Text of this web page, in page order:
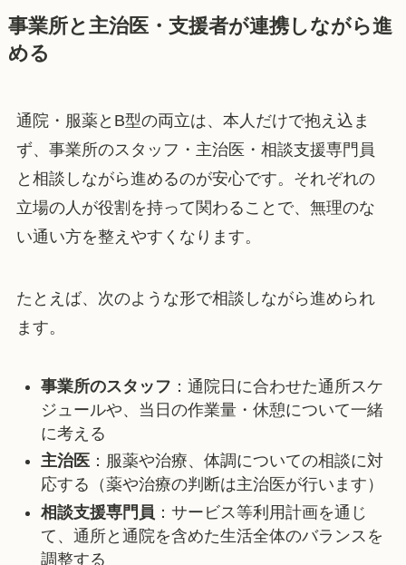
事業所と主治医・支援者が連携しながら進
める
通院・服薬とB型の両立は、本人だけで抱え込ま
ず、事業所のスタッフ・主治医・相談支援専門員
と相談しながら進めるのが安心です。それぞれの
立場の人が役割を持って関わることで、無理のな
い通い方を整えやすくなります。
たとえば、次のような形で相談しながら進められ
ます。
事業所のスタッフ ：通院日に合わせた通所スケ
ジュールや、当日の作業量・休憩について一緒
に考える
主治医：服薬や治療、体調についての相談に対
応する（薬や治療の判断は主治医が行います）
相談支援専門員 ：サービス等利用計画を通じ
て、通所と通院を含めた生活全体のバランスを
調整する